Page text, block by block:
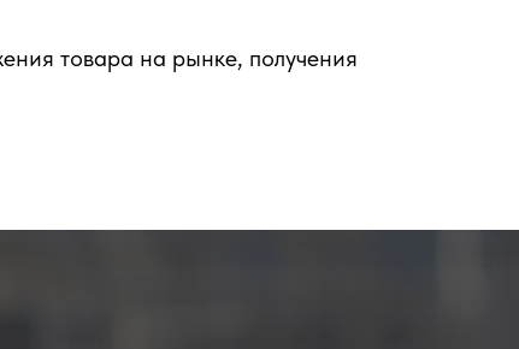
товара на рынке, получения